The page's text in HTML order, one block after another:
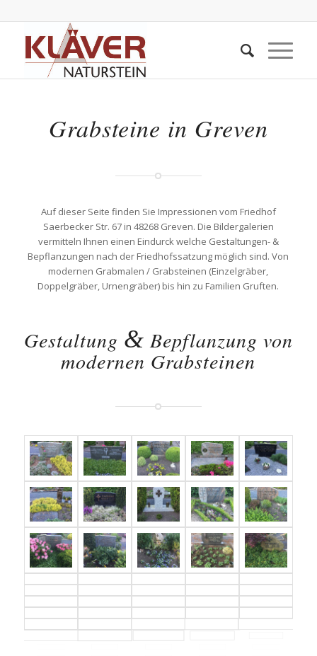
Grabsteine in Greven
Auf dieser Seite finden Sie Impressionen vom Friedhof
Saerbecker Str. 67 in 48268 Greven. Die Bildergalerien
vermitteln Ihnen einen Eindurck welche Gestaltungen- &
Bepflanzungen nach der Friedhofssatzung möglich sind. Von
modernen Grabmalen / Grabsteinen (Einzelgräber,
Doppelgräber, Urnengräber) bis hin zu Familien Gruften.
Gestaltung & Bepflanzung von
modernen Grabsteinen